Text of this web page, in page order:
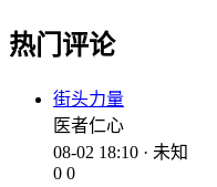
热门评论
街头力量
医者仁心
08-02 18:10 · 未知
0 0